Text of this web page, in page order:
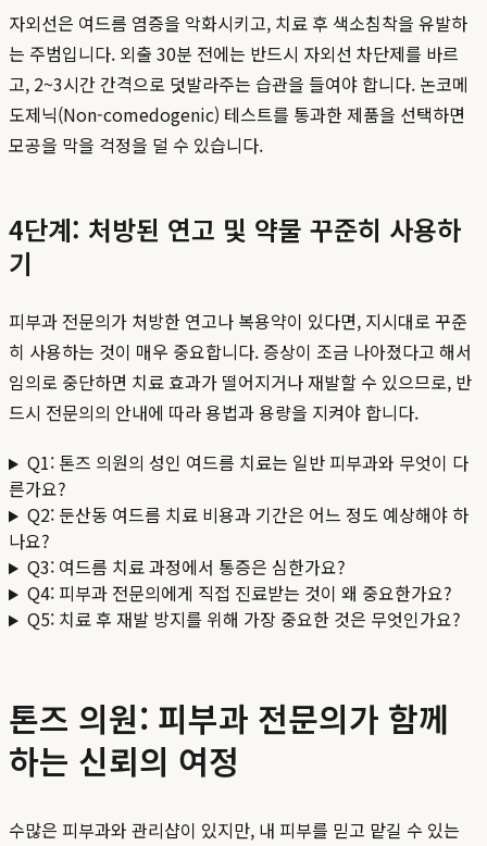
자외선은 여드름 염증을 악화시키고, 치료 후 색소침착을 유발하
는 주범입니다. 외출 30분 전에는 반드시 자외선 차단제를 바르
고, 2~3시간 간격으로 덧발라주는 습관을 들여야 합니다. 논코메
도제닉(Non-comedogenic) 테스트를 통과한 제품을 선택하면
모공을 막을 걱정을 덜 수 있습니다.
4단계: 처방된 연고 및 약물 꾸준히 사용하
기
피부과 전문의가 처방한 연고나 복용약이 있다면, 지시대로 꾸준
히 사용하는 것이 매우 중요합니다. 증상이 조금 나아졌다고 해서
임의로 중단하면 치료 효과가 떨어지거나 재발할 수 있으므로, 반
드시 전문의의 안내에 따라 용법과 용량을 지켜야 합니다.
Q1: 톤즈 의원의 성인 여드름 치료는 일반 피부과와 무엇이 다
른가요?
Q2: 둔산동 여드름 치료 비용과 기간은 어느 정도 예상해야 하
나요?
Q3: 여드름 치료 과정에서 통증은 심한가요?
Q4: 피부과 전문의에게 직접 진료받는 것이 왜 중요한가요?
Q5: 치료 후 재발 방지를 위해 가장 중요한 것은 무엇인가요?
톤즈 의원: 피부과 전문의가 함께
하는 신뢰의 여정
수많은 피부과와 관리샵이 있지만, 내 피부를 믿고 맡길 수 있는